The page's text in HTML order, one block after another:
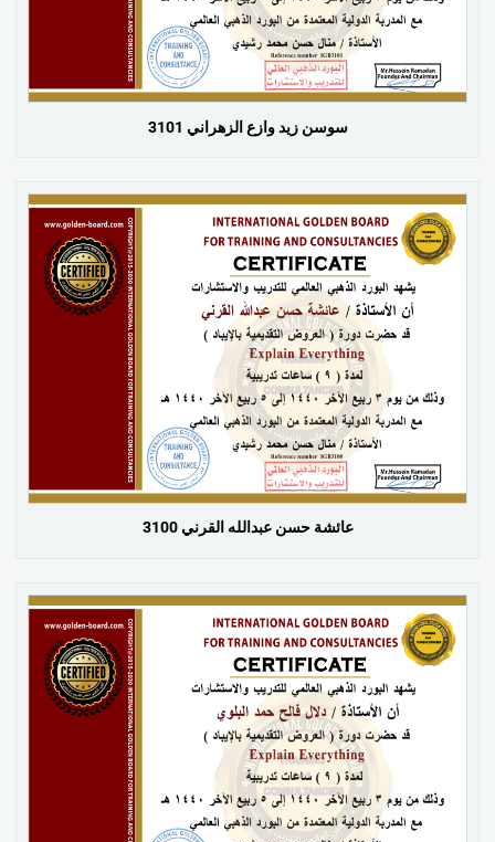
سوسن زيد وازع الزهراني 3101
عائشة حسن عبدالله القرني 3100